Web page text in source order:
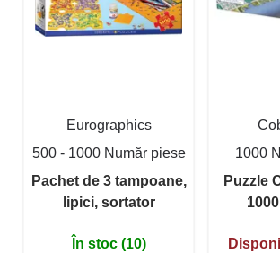
Eurographics
500 - 1000 Număr piese
Pachet de 3 tampoane,
lipici, sortator
În stoc (10)
1000
Puzzle